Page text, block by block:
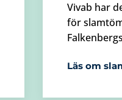
Vivab har
för
Läs om